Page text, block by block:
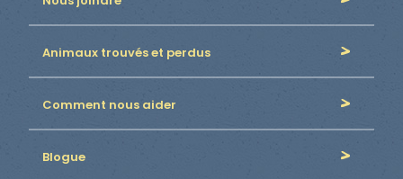
Animaux trouvés et perdus
Comment nous aider
Blogue